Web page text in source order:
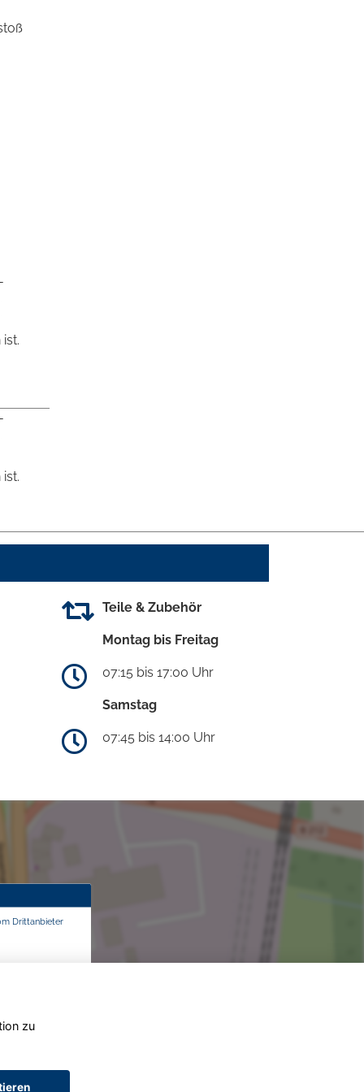
Teile & Zubehör
Montag bis Freitag
07:15 bis 17:00 Uhr
Samstag
07:45 bis 14:00 Uhr
Drittanbieter
zu